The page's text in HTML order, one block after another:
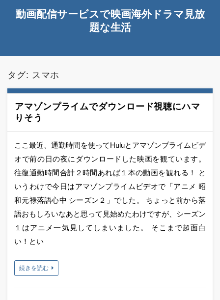
動画配信サービスで映画海外ドラマ見放
題な生活
タグ: スマホ
アマゾンプライムでダウンロード視聴にハマ
りそう
ここ最近、通勤時間を使ってHuluとアマゾンプライムビデ
オで前の日の夜にダウンロードした映画を観ています。
往復通勤時間合計２時間あれば１本の動画を観れる！ と
いうわけで今日はアマゾンプライムビデオで「アニメ 昭
和元禄落語心中 シーズン２」でした。 ちょっと前から落
語おもしろいなあと思って見始めたわけですが、シーズン
１はアニメ一気見してしまいました。 そこまで超面白
い！とい
続きを読む